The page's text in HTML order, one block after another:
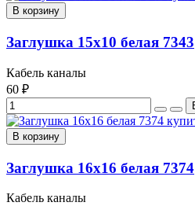
В корзину
Заглушка 15х10 белая 7343
Кабель каналы
60 ₽
В корзину
Заглушка 16х16 белая 7374
Кабель каналы